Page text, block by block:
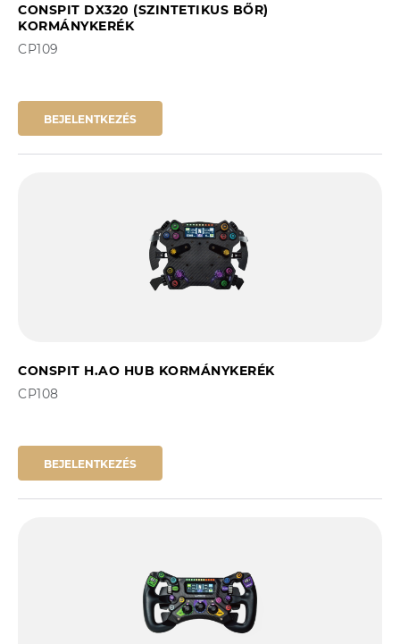
CONSPIT DX320 (SZINTETIKUS BŐR)
KORMÁNYKERÉK
CP109
BEJELENTKEZÉS
CONSPIT H.AO HUB KORMÁNYKERÉK
CP108
BEJELENTKEZÉS